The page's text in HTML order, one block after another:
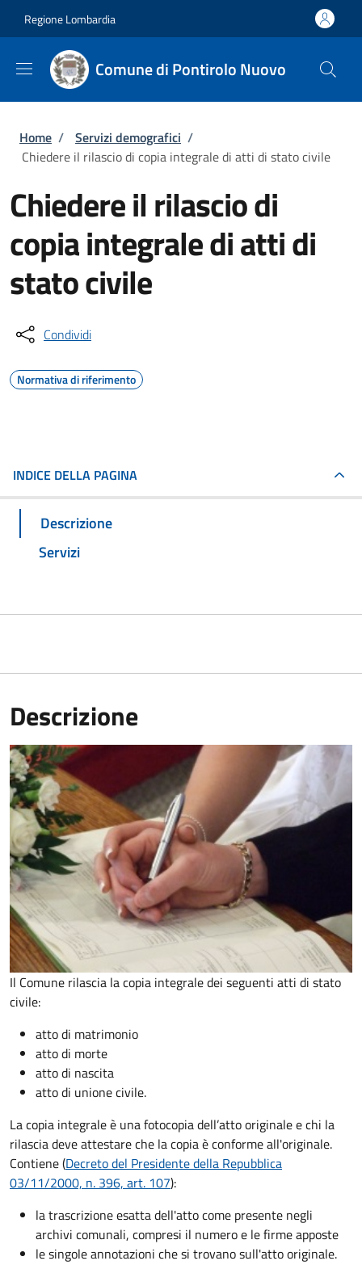
Regione Lombardia
Comune di Pontirolo Nuovo
Briciole di pane
Home / Servizi demografici /
Chiedere il rilascio di copia integrale di atti di stato civile
Chiedere il rilascio di
copia integrale di atti di
stato civile
Condividi
Normativa di riferimento
INDICE DELLA PAGINA
Descrizione
Servizi
Descrizione
Il Comune rilascia la copia integrale dei seguenti atti di stato
civile:
atto di matrimonio
atto di morte
atto di nascita
atto di unione civile.
La copia integrale è una fotocopia dell’atto originale e chi la
rilascia deve attestare che la copia è conforme all'originale.
Contiene (Decreto del Presidente della Repubblica
03/11/2000, n. 396, art. 107):
la trascrizione esatta dell'atto come presente negli
archivi comunali, compresi il numero e le firme apposte
le singole annotazioni che si trovano sull'atto originale.